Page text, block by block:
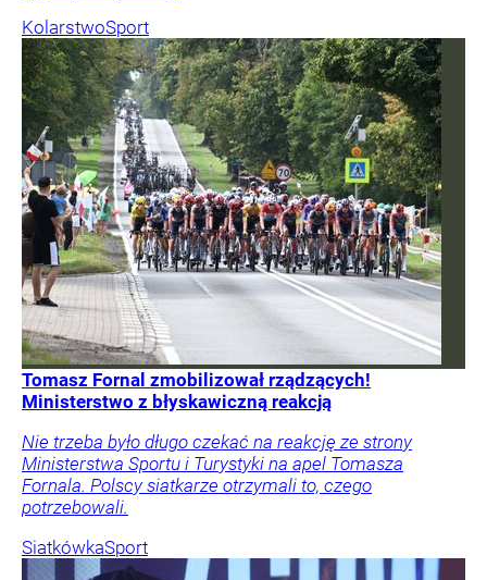
KolarstwoSport
Tomasz Fornal zmobilizował rządzących!
Ministerstwo z błyskawiczną reakcją
Nie trzeba było długo czekać na reakcję ze strony
Ministerstwa Sportu i Turystyki na apel Tomasza
Fornala. Polscy siatkarze otrzymali to, czego
potrzebowali.
SiatkówkaSport